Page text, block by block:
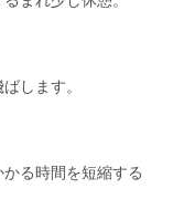
します。
る時間を短縮する